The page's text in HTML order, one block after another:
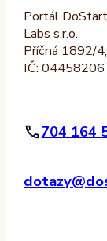
Portál
Labs s.r.o.
Příčná 1892/
IČ: 04458206
704 164